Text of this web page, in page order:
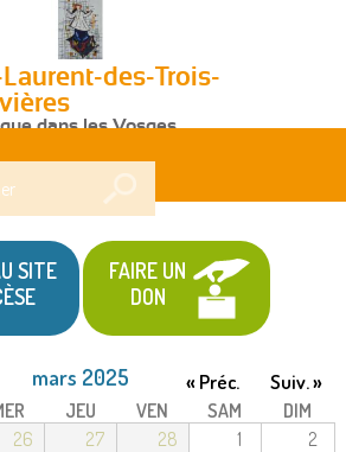
des-Trois-
dans les Vosges
SITE
FAIRE UN
DON
mars 2025 « Préc. Suiv. »
JEU VEN SAM
DIM
26 27 28 1 2